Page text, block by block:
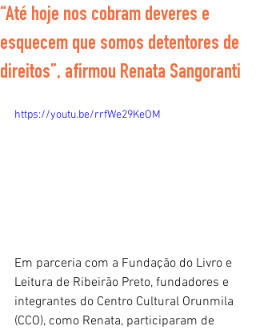
“Até hoje nos cobram deveres e
esquecem que somos detentores de
direitos”, afirmou Renata Sangoranti
https://youtu.be/rrfWe29KeOM
Em parceria com a Fundação do Livro e
Leitura de Ribeirão Preto, fundadores e
integrantes do Centro Cultural Orunmila
(CCO), como Renata, participaram de